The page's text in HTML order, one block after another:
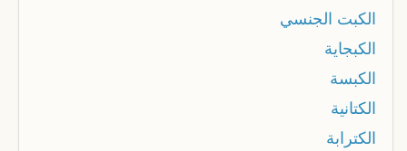
الكبت الجنسي
الكبجاية
الكبسة
الكتانية
الكترابة